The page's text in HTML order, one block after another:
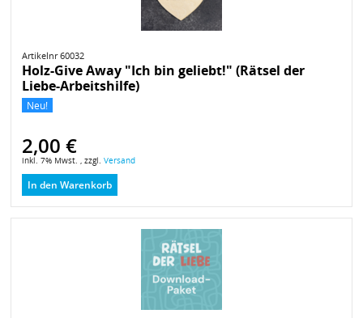
Artikelnr 60032
Holz-Give Away "Ich bin geliebt!" (Rätsel der
Liebe-Arbeitshilfe)
Neu!
2,00 €
inkl. 7% Mwst. , zzgl. Versand
In den Warenkorb